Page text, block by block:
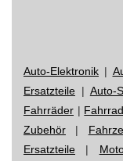
Auto-Elektronik |
Ersatzteile | Auto-
Fahrräder |
Zubehör |
Ersatzteile |